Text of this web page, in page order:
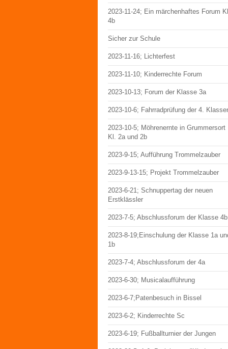
2023-11-24; Ein märchenhaftes Forum
4b
Sicher zur Schule
2023-11-16; Lichterfest
2023-11-10; Kinderrechte Forum
2023-10-13; Forum der Klasse 3a
2023-10-6; Fahrradprüfung der 4.
2023-10-5; Möhrenernte in Grummersort
Kl. 2a und 2b
2023-9-15; Aufführung Trommelzauber
2023-9-13-15; Projekt Trommelzauber
2023-6-21; Schnuppertag der neuen
Erstklässler
2023-7-5; Abschlussforum der Klasse 4b
2023-8-19;Einschulung der Klasse 1a
1b
2023-7-4; Abschlussforum der 4a
2023-6-30; Musicalaufführung
2023-6-7;Patenbesuch in Bissel
2023-6-2; Kinderrechte Sc
2023-6-19; Fußballturnier der Jungen